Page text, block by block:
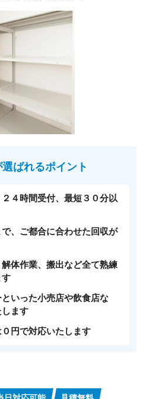
ばれるポイント
４時間受付、最短３０分以
、ご都合に合わせた回収が
体作業、搬出など全て熟練
す
いった小売店や飲食店な
ます
円で対応いたします